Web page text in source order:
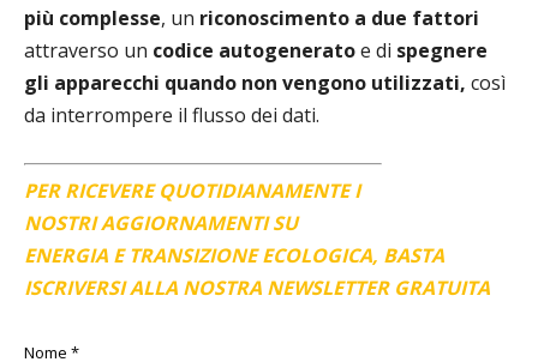
più complesse, un riconoscimento a due fattori
attraverso un codice autogeneratoe di spegnere
gli apparecchi quando non vengono utilizzati, così
da interrompere il flusso dei dati.
PER RICEVERE QUOTIDIANAMENTE I
NOSTRI AGGIORNAMENTI SU
ENERGIA E TRANSIZIONE ECOLOGICA, BASTA
ISCRIVERSI ALLA NOSTRA NEWSLETTER GRATUITA
Nome *